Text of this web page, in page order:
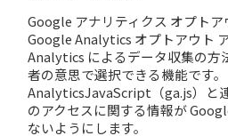
Google アナリティクス オプトア
Google Analytics オプトアウト
Analytics によるデータ収集の方
者の意思で選択できる機能です
AnalyticsJavaScript（ga.js）と
のアクセスに関する情報が
ないようにします。